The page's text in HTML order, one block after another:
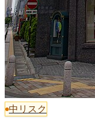
中リスク